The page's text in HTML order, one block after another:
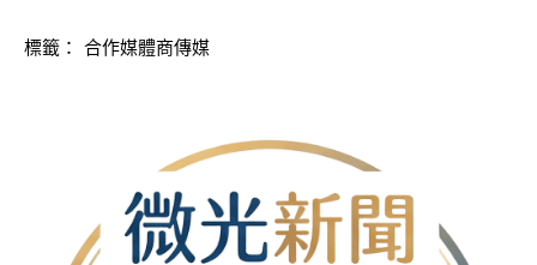
標籤： 合作媒體商傳媒